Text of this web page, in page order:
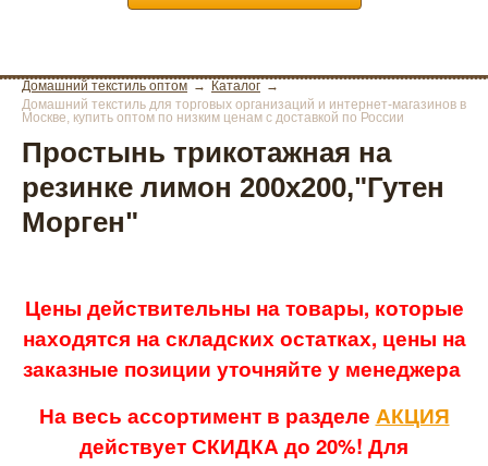
Домашний текстиль оптом
Каталог
Домашний текстиль для торговых организаций и интернет-магазинов в
Москве, купить оптом по низким ценам с доставкой по России
Простынь трикотажная на
резинке лимон 200х200,"Гутен
Морген"
Цены действительны на товары, которые
находятся на складских остатках, цены на
заказные позиции уточняйте у менеджера
На весь ассортимент в разделе АКЦИЯ
действует СКИДКА до 20%! Для